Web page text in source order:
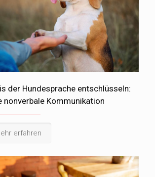
der Hundesprache entschlüsseln:
nonverbale Kommunikation
erfahren